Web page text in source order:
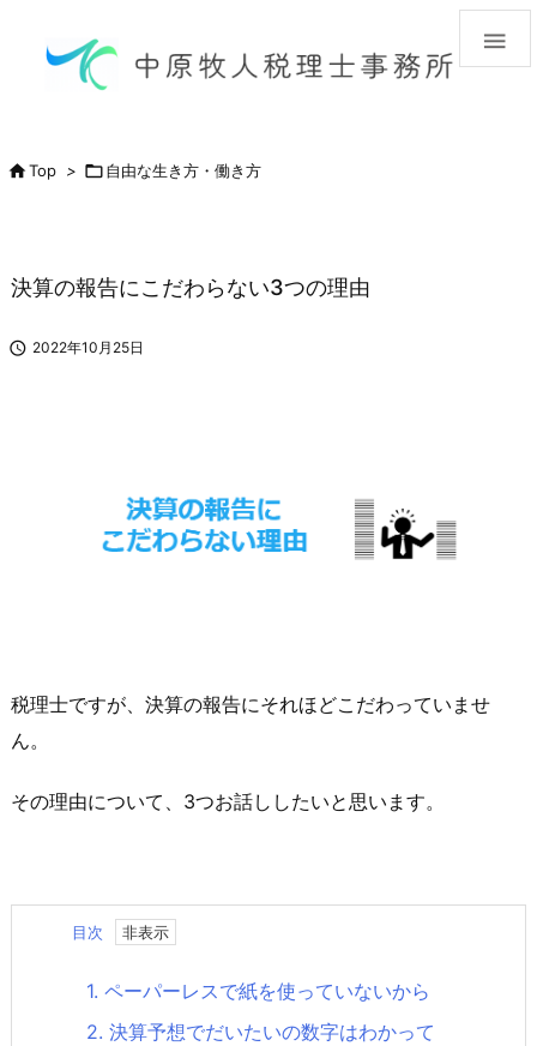

Top > 自由な生き方・働き方
決算の報告にこだわらない3つの理由
 2022年10月25日
税理士ですが、決算の報告にそれほどこだわっていませ
ん。
その理由について、3つお話ししたいと思います。
目次
1. ペーパーレスで紙を使っていないから
2. 決算予想でだいたいの数字はわかって